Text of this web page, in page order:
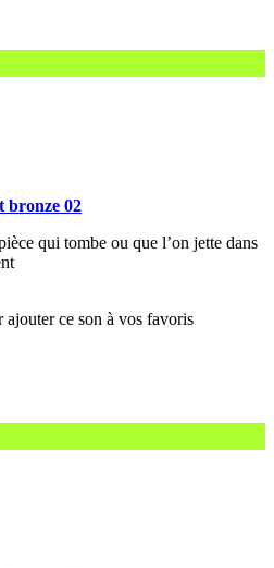
bronze 02
qui tombe ou que l’on jette dans